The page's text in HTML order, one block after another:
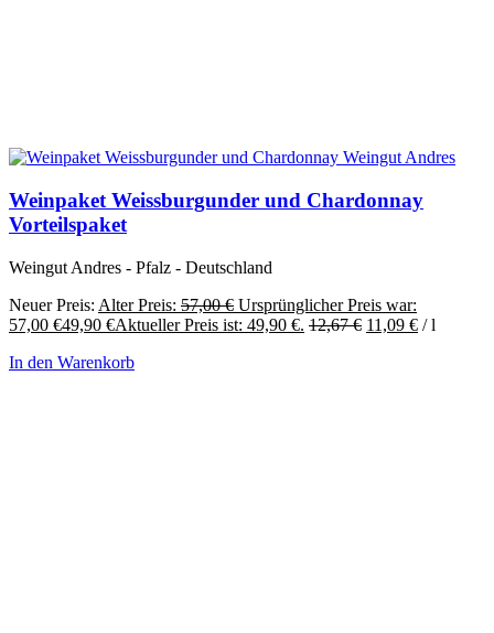
Weinpaket Weissburgunder und Chardonnay
Vorteilspaket
Weingut Andres - Pfalz - Deutschland
Neuer Preis: Alter Preis: 57,00€ Ursprünglicher Preis war:
57,00 €49,90 €Aktueller Preis ist: 49,90 €. 12,67€ 11,09 € /l
In den Warenkorb